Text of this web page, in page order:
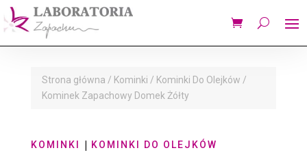
Strona główna / Kominki / Kominki Do Olejków /
Kominek Zapachowy Domek Żółty
KOMINKI | KOMINKI DO OLEJKÓW